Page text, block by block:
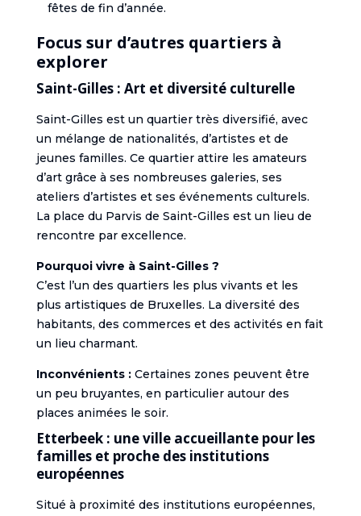
fêtes de fin d’année.
Focus sur d’autres quartiers à
explorer
Saint-Gilles : Art et diversité culturelle
Saint-Gilles est un quartier très diversifié, avec
un mélange de nationalités, d’artistes et de
jeunes familles. Ce quartier attire les amateurs
d’art grâce à ses nombreuses galeries, ses
ateliers d’artistes et ses événements culturels.
La place du Parvis de Saint-Gilles est un lieu de
rencontre par excellence.
Pourquoi vivre à Saint-Gilles ?
C’est l’un des quartiers les plus vivants et les
plus artistiques de Bruxelles. La diversité des
habitants, des commerces et des activités en fait
un lieu charmant.
Inconvénients :Certaines zones peuvent être
un peu bruyantes, en particulier autour des
places animées le soir.
Etterbeek : une ville accueillante pour les
familles et proche des institutions
européennes
Situé à proximité des institutions européennes,